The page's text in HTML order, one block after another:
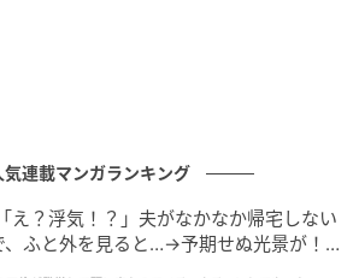
いるだけで老け見え？」40代以降に
気連載マンガランキング
え？浮気！？」夫がなかなか帰宅しない
、ふと外を見ると…→予期せぬ光景が！